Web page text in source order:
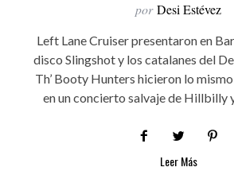
por Desi Estévez
Left Lane Cruiser presentaron en
disco Slingshot y los catalanes del
Th’ Booty Hunters hicieron lo
en un concierto salvaje de Hillbilly
Leer Más